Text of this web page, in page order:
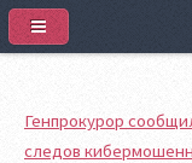
Генпрокурор
следов